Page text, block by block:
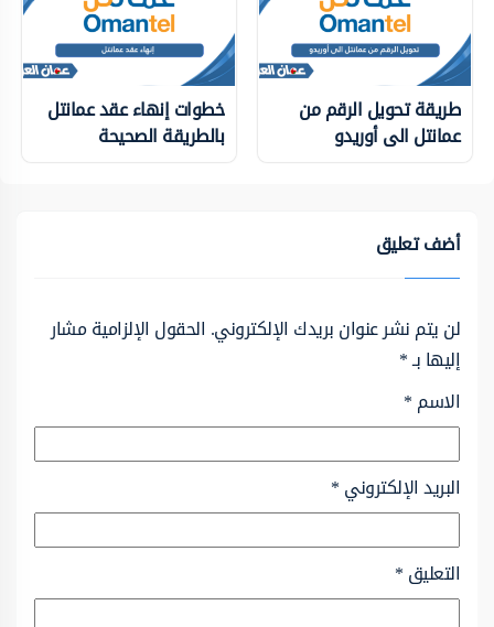
طريقة تحويل الرقم من
عمانتل الى أوريدو
خطوات إنهاء عقد عمانتل
بالطريقة الصحيحة
أضف تعليق
لن يتم نشر عنوان بريدك الإلكتروني. الحقول الإلزامية مشار
إليها بـ*
الاسم*
البريد الإلكتروني*
التعليق*